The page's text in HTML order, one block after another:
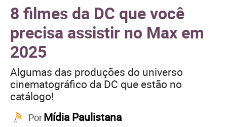
8 filmes da DC que você
precisa assistir no Max em
2025
Algumas das produções do universo
cinematográfico da DC que estão no
catálogo!
PorMídia Paulistana